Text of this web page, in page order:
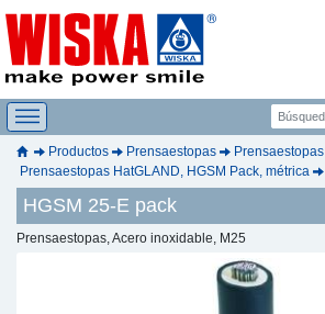
Productos Prensaestopas Prensaestopas
Prensaestopas HatGLAND, HGSM Pack, métrica
HGSM 25-E pack
Prensaestopas, Acero inoxidable, M25